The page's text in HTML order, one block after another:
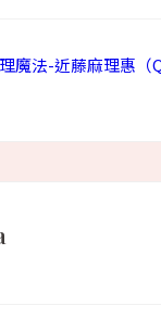
魔法-近藤麻理惠